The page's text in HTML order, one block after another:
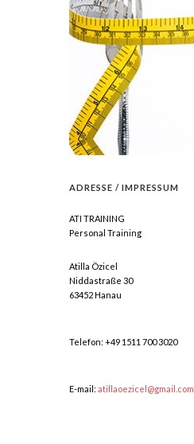
ADRESSE / IMPRESSUM
ATI TRAINING
Personal Training
Atilla Özicel
Niddastraße 30
63452 Hanau
Telefon: +49 1511 700 3020
E-mail: atillaoezicel@gmail.com